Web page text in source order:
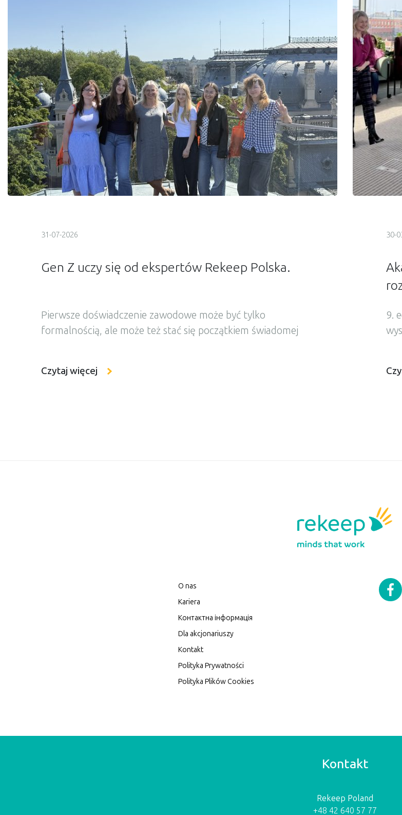
31-07-2026
Gen Z uczy się od ekspertów Rekeep Polska.
Pierwsze doświadczenie zawodowe może być tylko
formalnością, ale może też stać się początkiem świadomej
Ekonomii i Usług w Łodzi, w ramach projektu
Czytaj więcej
30-
9.
lat
O nas
Kariera
Контактна інформація
Dla akcjonariuszy
Kontakt
Polityka Prywatności
Polityka Plików Cookies
Kontakt
Rekeep Poland
+48 42 640 57 77